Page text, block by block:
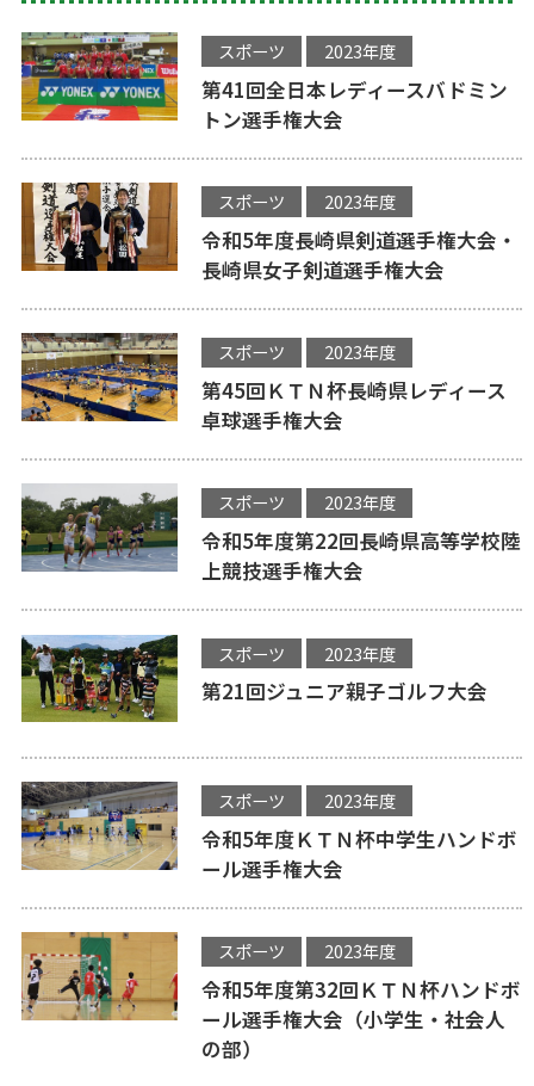
スポーツ 2023年度
第41回全日本レディースバドミン
トン選手権大会
スポーツ 2023年度
令和5年度長崎県剣道選手権大会・
長崎県女子剣道選手権大会
スポーツ 2023年度
第45回ＫＴＮ杯長崎県レディース
卓球選手権大会
スポーツ 2023年度
令和5年度第22回長崎県高等学校陸
上競技選手権大会
スポーツ 2023年度
第21回ジュニア親子ゴルフ大会
スポーツ 2023年度
令和5年度ＫＴＮ杯中学生ハンドボ
ール選手権大会
スポーツ 2023年度
令和5年度第32回ＫＴＮ杯ハンドボ
ール選手権大会（小学生・社会人
の部）